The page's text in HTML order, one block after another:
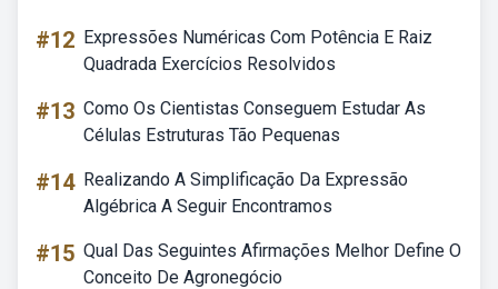
#12 Expressões Numéricas Com Potência E Raiz
Quadrada Exercícios Resolvidos
#13 Como Os Cientistas Conseguem Estudar As
Células Estruturas Tão Pequenas
#14 Realizando A Simplificação Da Expressão
Algébrica A Seguir Encontramos
#15 Qual Das Seguintes Afirmações Melhor Define O
Conceito De Agronegócio